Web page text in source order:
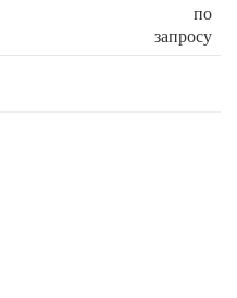
по
запросу